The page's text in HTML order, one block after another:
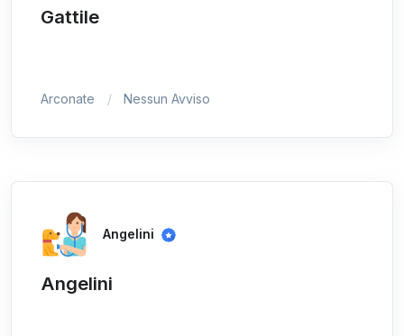
Gattile
Arconate Nessun Avviso
Angelini
Angelini